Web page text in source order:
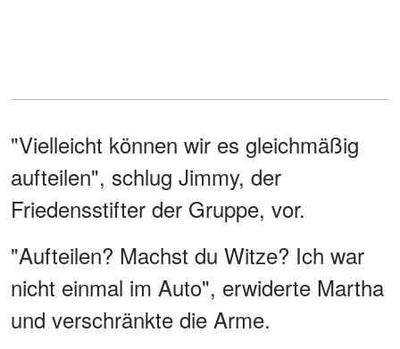
"Vielleicht können wir es gleichmäßig
aufteilen", schlug Jimmy, der
Friedensstifter der Gruppe, vor.
"Aufteilen? Machst du Witze? Ich war
nicht einmal im Auto", erwiderte Martha
und verschränkte die Arme.